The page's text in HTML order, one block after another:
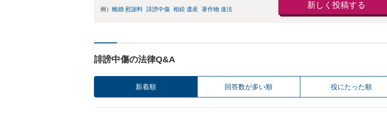
例） 離婚 慰謝料 誹謗中傷 相続 遺産 著作物 違法 新しく投稿する
誹謗中傷の法律Q&A
新着順 回答数が多い順 役にたった順